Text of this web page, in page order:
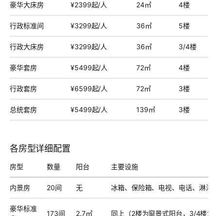
豪华大床房 ¥2399起/人 24㎡ 4楼
行政标准间 ¥3299起/人 36㎡ 5楼
行政大床房 ¥3299起/人 36㎡ 3/4楼
豪华套房 ¥5499起/人 72㎡ 4楼
行政套房 ¥6599起/人 72㎡ 3楼
总统套房 ¥5499起/人 139㎡ 3楼
各房型详细配置
房型 数量 阳台 主要设施
内景房 20间 无 冰箱、保险箱、电视、电话、淋浴
豪华标准
173间 2.7㎡ 同上（2楼为窗景式阳台，3/4楼为